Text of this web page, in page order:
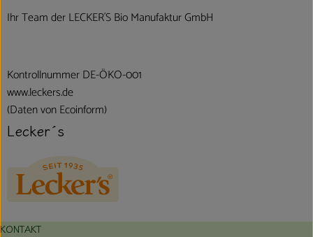
Ihr Team der LECKER´S Bio Manufaktur GmbH
Kontrollnummer DE-ÖKO-001
www.leckers.de
(Daten von Ecoinform)
Lecker´s
KONTAKT